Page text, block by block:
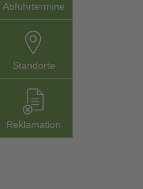
Abfuhrtermine
Stand­orte
Reklamation